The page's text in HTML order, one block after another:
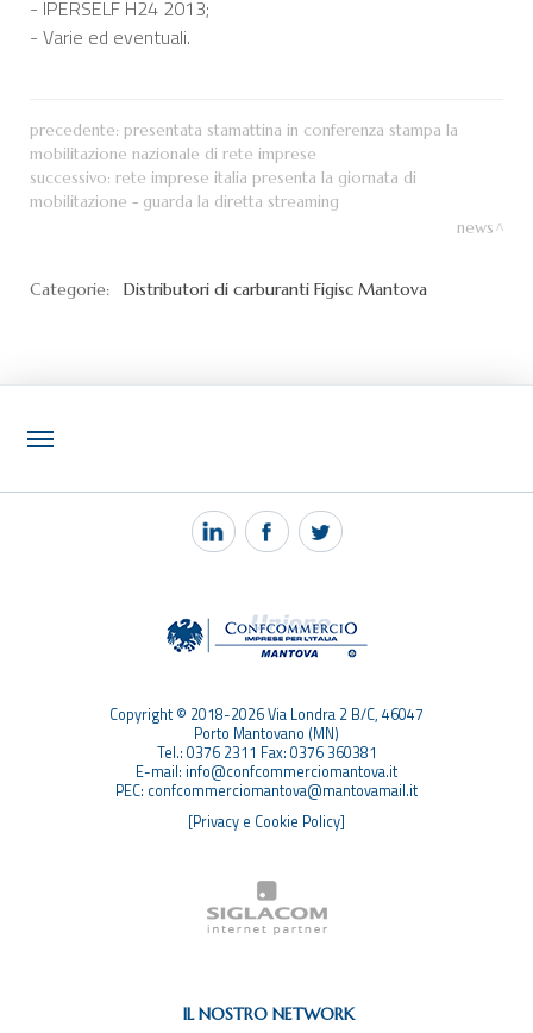
- IPERSELF H24 2013;
- Varie ed eventuali.
precedente: presentata stamattina in conferenza stampa la
mobilitazione nazionale di rete imprese
successivo: rete imprese italia presenta la giornata di
mobilitazione - guarda la diretta streaming
news
Categorie: Distributori di carburanti Figisc Mantova
NOTIZIE
PEC MANTOVA MAIL
Copyright © 2018-2026 Via Londra 2 B/C, 46047
Porto Mantovano (MN)
Tel.: 0376 2311 Fax: 0376 360381
E-mail: info@confcommerciomantova.it
PEC: confcommerciomantova@mantovamail.it
[Privacy e Cookie Policy]
IL NOSTRO NETWORK